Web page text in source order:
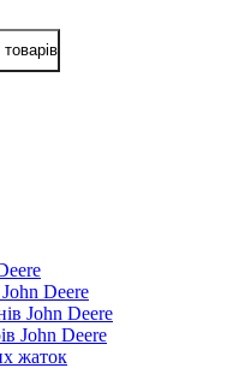
Deere
John Deere
John Deere
жаток